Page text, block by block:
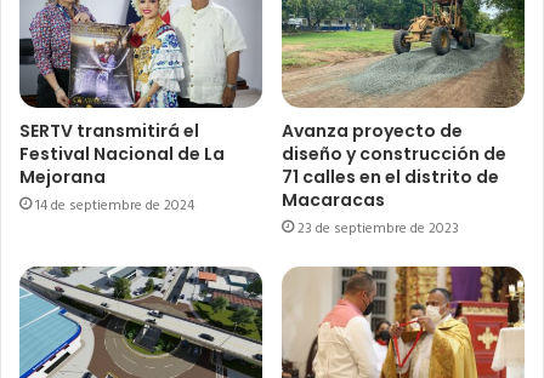
SERTV transmitirá el
Festival Nacional de La
Mejorana
14 de septiembre de 2024
Avanza proyecto de
diseño y construcción de
71 calles en el distrito de
Macaracas
23 de septiembre de 2023